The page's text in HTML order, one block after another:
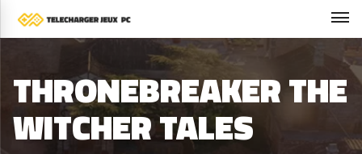
THRONEBREAKER THE
WITCHER TALES